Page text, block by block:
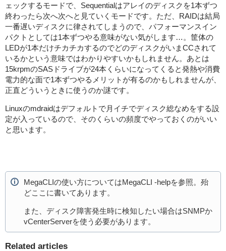
ェックするモードで、Sequentialはアレイのディスクを1本ずつ
終わったら次へ次へと見ていくモードです。ただ、RAIDは結局
一番遅いディスクに律されてしまうので、パフォーマンスイン
パクトとしては1本ずつやる意味がない気がします…。筐体の
LEDが1本だけチカチカするのでどのディスクがいまCCされて
いるかという意味ではわかりやすいかもしれません。あとは
15krpmのSASドライブが24本くらいになってくると発熱や消費
電力的な面で1本ずつやるメリットが有るのかもしれませんが、
正直どういうときに使うのか謎です。
Linuxのmdraidはデフォルトで月イチでディスク総なめをする設
定が入っているので、そのくらいの頻度でやっておくのがいい
と思います。
MegaCLIの使い方についてはMegaCLI -helpを参照。殆
どここに書いてあります。
また、ディスク障害発生時に検知したい場合はSNMPか
vCenterServerを使う必要があります。
Related articles